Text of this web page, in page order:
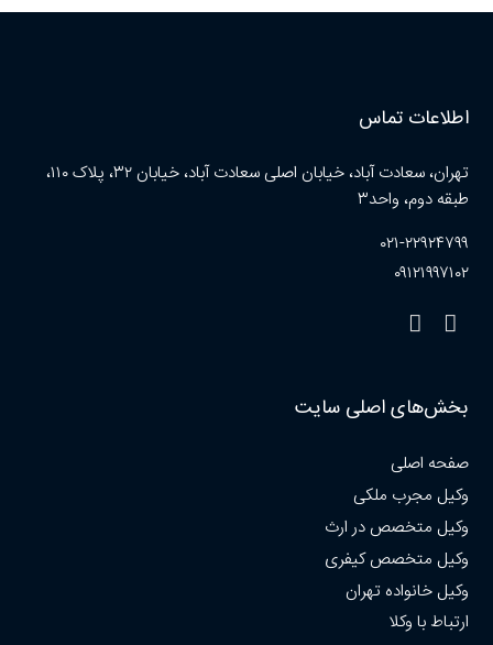
اطلاعات تماس
تهران، سعادت آباد، خیابان اصلی سعادت آباد، خیابان ۳۲، پلاک ۱۱۰،
طبقه دوم، واحد۳
۰۲۱-۲۲۹۲۴۷۹۹
۰۹۱۲۱۹۹۷۱۰۲
بخش‌های اصلی سایت
صفحه اصلی
وکیل مجرب ملکی
وکیل متخصص در ارث
وکیل متخصص کیفری
وکیل خانواده تهران
ارتباط با وکلا